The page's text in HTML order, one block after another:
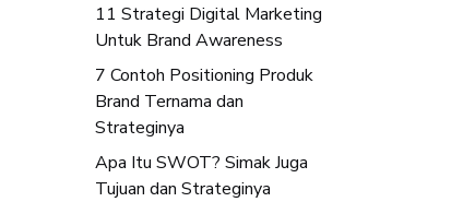
11 Strategi Digital Marketing
Untuk Brand Awareness
7 Contoh Positioning Produk
Brand Ternama dan
Strateginya
Apa Itu SWOT? Simak Juga
Tujuan dan Strateginya